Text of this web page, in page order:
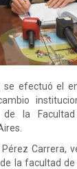
se efectuó el
de la
Carrera,
la facultad